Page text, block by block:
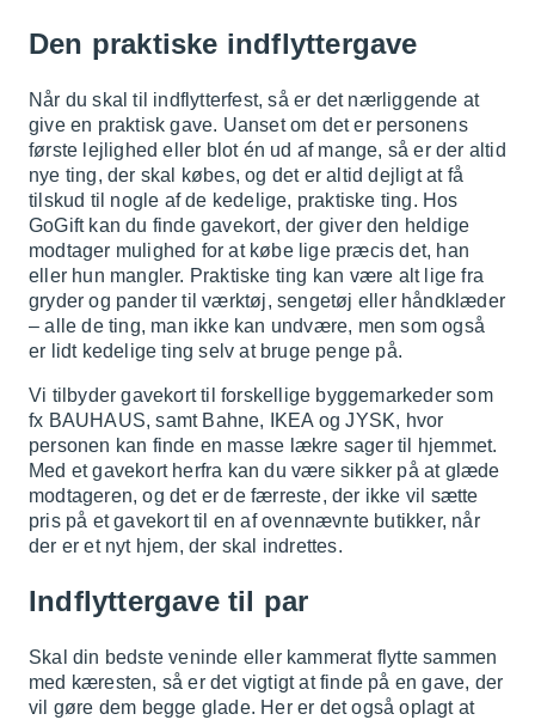
Den praktiske indflyttergave
Når du skal til indflytterfest, så er det nærliggende at
give en praktisk gave. Uanset om det er personens
første lejlighed eller blot én ud af mange, så er der altid
nye ting, der skal købes, og det er altid dejligt at få
tilskud til nogle af de kedelige, praktiske ting. Hos
GoGift kan du finde gavekort, der giver den heldige
modtager mulighed for at købe lige præcis det, han
eller hun mangler. Praktiske ting kan være alt lige fra
gryder og pander til værktøj, sengetøj eller håndklæder
– alle de ting, man ikke kan undvære, men som også
er lidt kedelige ting selv at bruge penge på.
Vi tilbyder gavekort til forskellige byggemarkeder som
fx BAUHAUS, samt Bahne, IKEA og JYSK, hvor
personen kan finde en masse lækre sager til hjemmet.
Med et gavekort herfra kan du være sikker på at glæde
modtageren, og det er de færreste, der ikke vil sætte
pris på et gavekort til en af ovennævnte butikker, når
der er et nyt hjem, der skal indrettes.
Indflyttergave til par
Skal din bedste veninde eller kammerat flytte sammen
med kæresten, så er det vigtigt at finde på en gave, der
vil gøre dem begge glade. Her er det også oplagt at